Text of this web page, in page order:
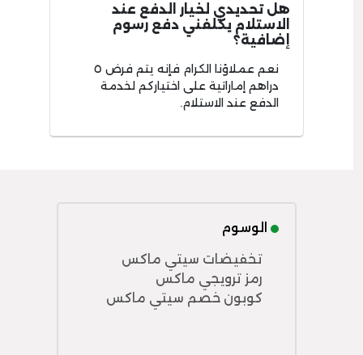
هل تحديدي لخيار الدفع عند
الاستلام يكلفني دفع رسوم
إضافية؟
نعم عملاؤنا الكرام فإنه يتم فرض ٥
دراهم إماراتية على اختياركم لخدمة
الدفع عند الاستلام.
الوسوم
تخفيضات سيتي ماكس
رمز ترويجي ماكس
كوبون خصم سيتي ماكس